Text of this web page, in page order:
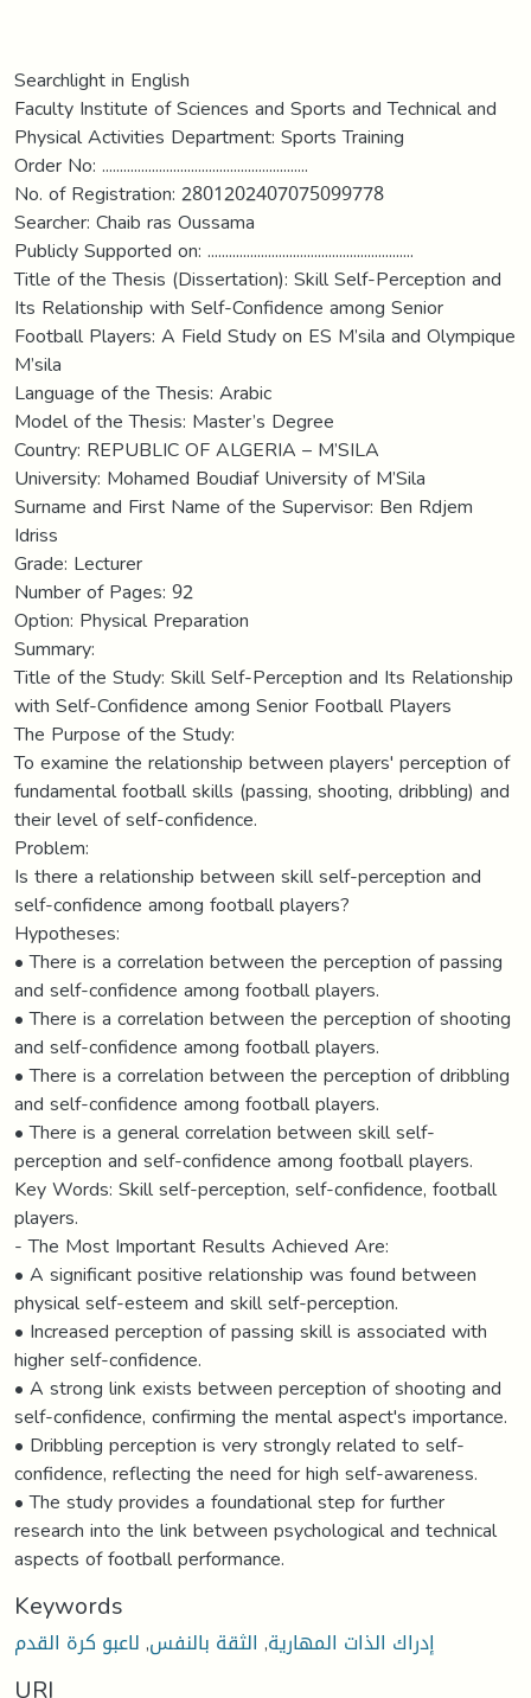
Searchlight in English
Faculty Institute of Sciences and Sports and Technical and
Physical Activities Department: Sports Training
Order No: ..........................................................
No. of Registration: 2801202407075099778
Searcher: Chaib ras Oussama
Publicly Supported on: ..........................................................
Title of the Thesis (Dissertation): Skill Self-Perception and
Its Relationship with Self-Confidence among Senior
Football Players: A Field Study on ES M’sila and Olympique
M’sila
Language of the Thesis: Arabic
Model of the Thesis: Master’s Degree
Country: REPUBLIC OF ALGERIA – M’SILA
University: Mohamed Boudiaf University of M’Sila
Surname and First Name of the Supervisor: Ben Rdjem
Idriss
Grade: Lecturer
Number of Pages: 92
Option: Physical Preparation
Summary:
Title of the Study: Skill Self-Perception and Its Relationship
with Self-Confidence among Senior Football Players
The Purpose of the Study:
To examine the relationship between players' perception of
fundamental football skills (passing, shooting, dribbling) and
their level of self-confidence.
Problem:
Is there a relationship between skill self-perception and
self-confidence among football players?
Hypotheses:
• There is a correlation between the perception of passing
and self-confidence among football players.
• There is a correlation between the perception of shooting
and self-confidence among football players.
• There is a correlation between the perception of dribbling
and self-confidence among football players.
• There is a general correlation between skill self-
perception and self-confidence among football players.
Key Words: Skill self-perception, self-confidence, football
players.
- The Most Important Results Achieved Are:
• A significant positive relationship was found between
physical self-esteem and skill self-perception.
• Increased perception of passing skill is associated with
higher self-confidence.
• A strong link exists between perception of shooting and
self-confidence, confirming the mental aspect's importance.
• Dribbling perception is very strongly related to self-
confidence, reflecting the need for high self-awareness.
• The study provides a foundational step for further
research into the link between psychological and technical
aspects of football performance.
Keywords
إدراك الذات المهارية, الثقة بالنفس,لاعبو كرة القدم